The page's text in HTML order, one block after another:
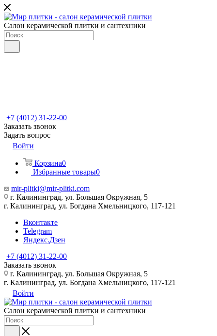
Салон керамической плитки и сантехники
+7 (4012) 31-22-00
Заказать звонок
Задать вопрос
Войти
Корзина0
Избранные товары0
mir-plitki@mir-plitki.com
г. Калининград, ул. Большая Окружная, 5
г. Калининград, ул. Богдана Хмельницкого, 117-121
Вконтакте
Telegram
Яндекс.Дзен
+7 (4012) 31-22-00
Заказать звонок
г. Калининград, ул. Большая Окружная, 5
г. Калининград, ул. Богдана Хмельницкого, 117-121
Войти
Салон керамической плитки и сантехники